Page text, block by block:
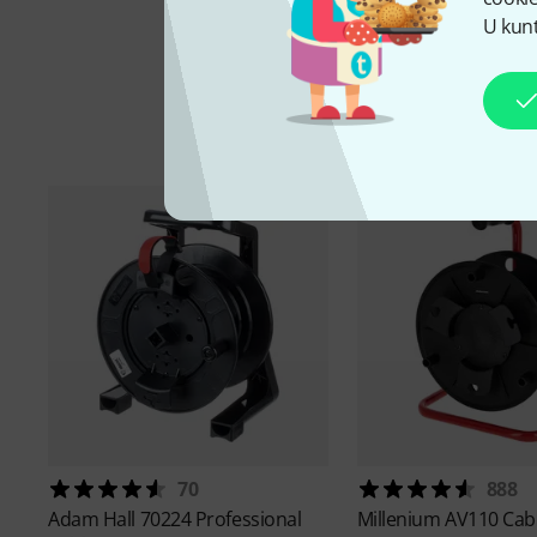
U
70
Adam Hall 70224 Professional
888
MilleniumAV110